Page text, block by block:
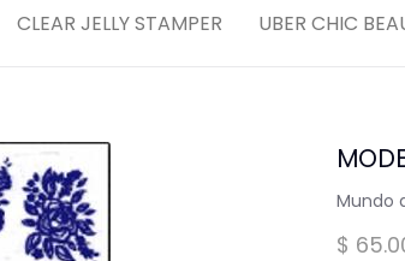
MARCAS "STAMPING" Tintas y Gel para
CLEAR JELLY STAMPER UBER CHIC
Mundo
$